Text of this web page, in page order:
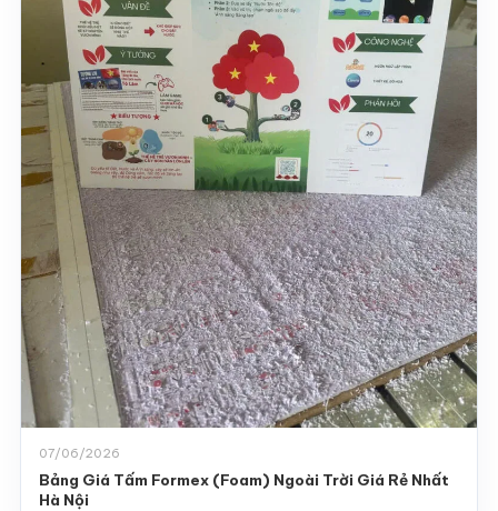
07/06/2026
Bảng Giá Tấm Formex (Foam) Ngoài Trời Giá Rẻ Nhất
Hà Nội